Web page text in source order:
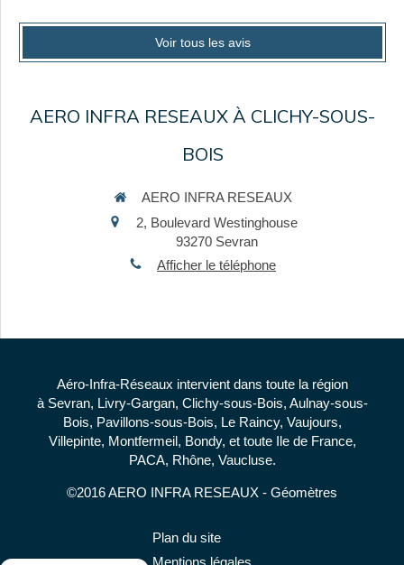
Voir tous les avis
AERO INFRA RESEAUX À CLICHY-SOUS-
BOIS
AERO INFRA RESEAUX
2, Boulevard Westinghouse
93270 Sevran
Afficher le téléphone
Aéro-Infra-Réseaux intervient dans toute la région
à Sevran, Livry-Gargan, Clichy-sous-Bois, Aulnay-sous-
Bois, Pavillons-sous-Bois, Le Raincy, Vaujours,
Villepinte, Montfermeil, Bondy, et toute Ile de France,
PACA, Rhône, Vaucluse.
©2016 AERO INFRA RESEAUX - Géomètres
Plan du site
Mentions légales